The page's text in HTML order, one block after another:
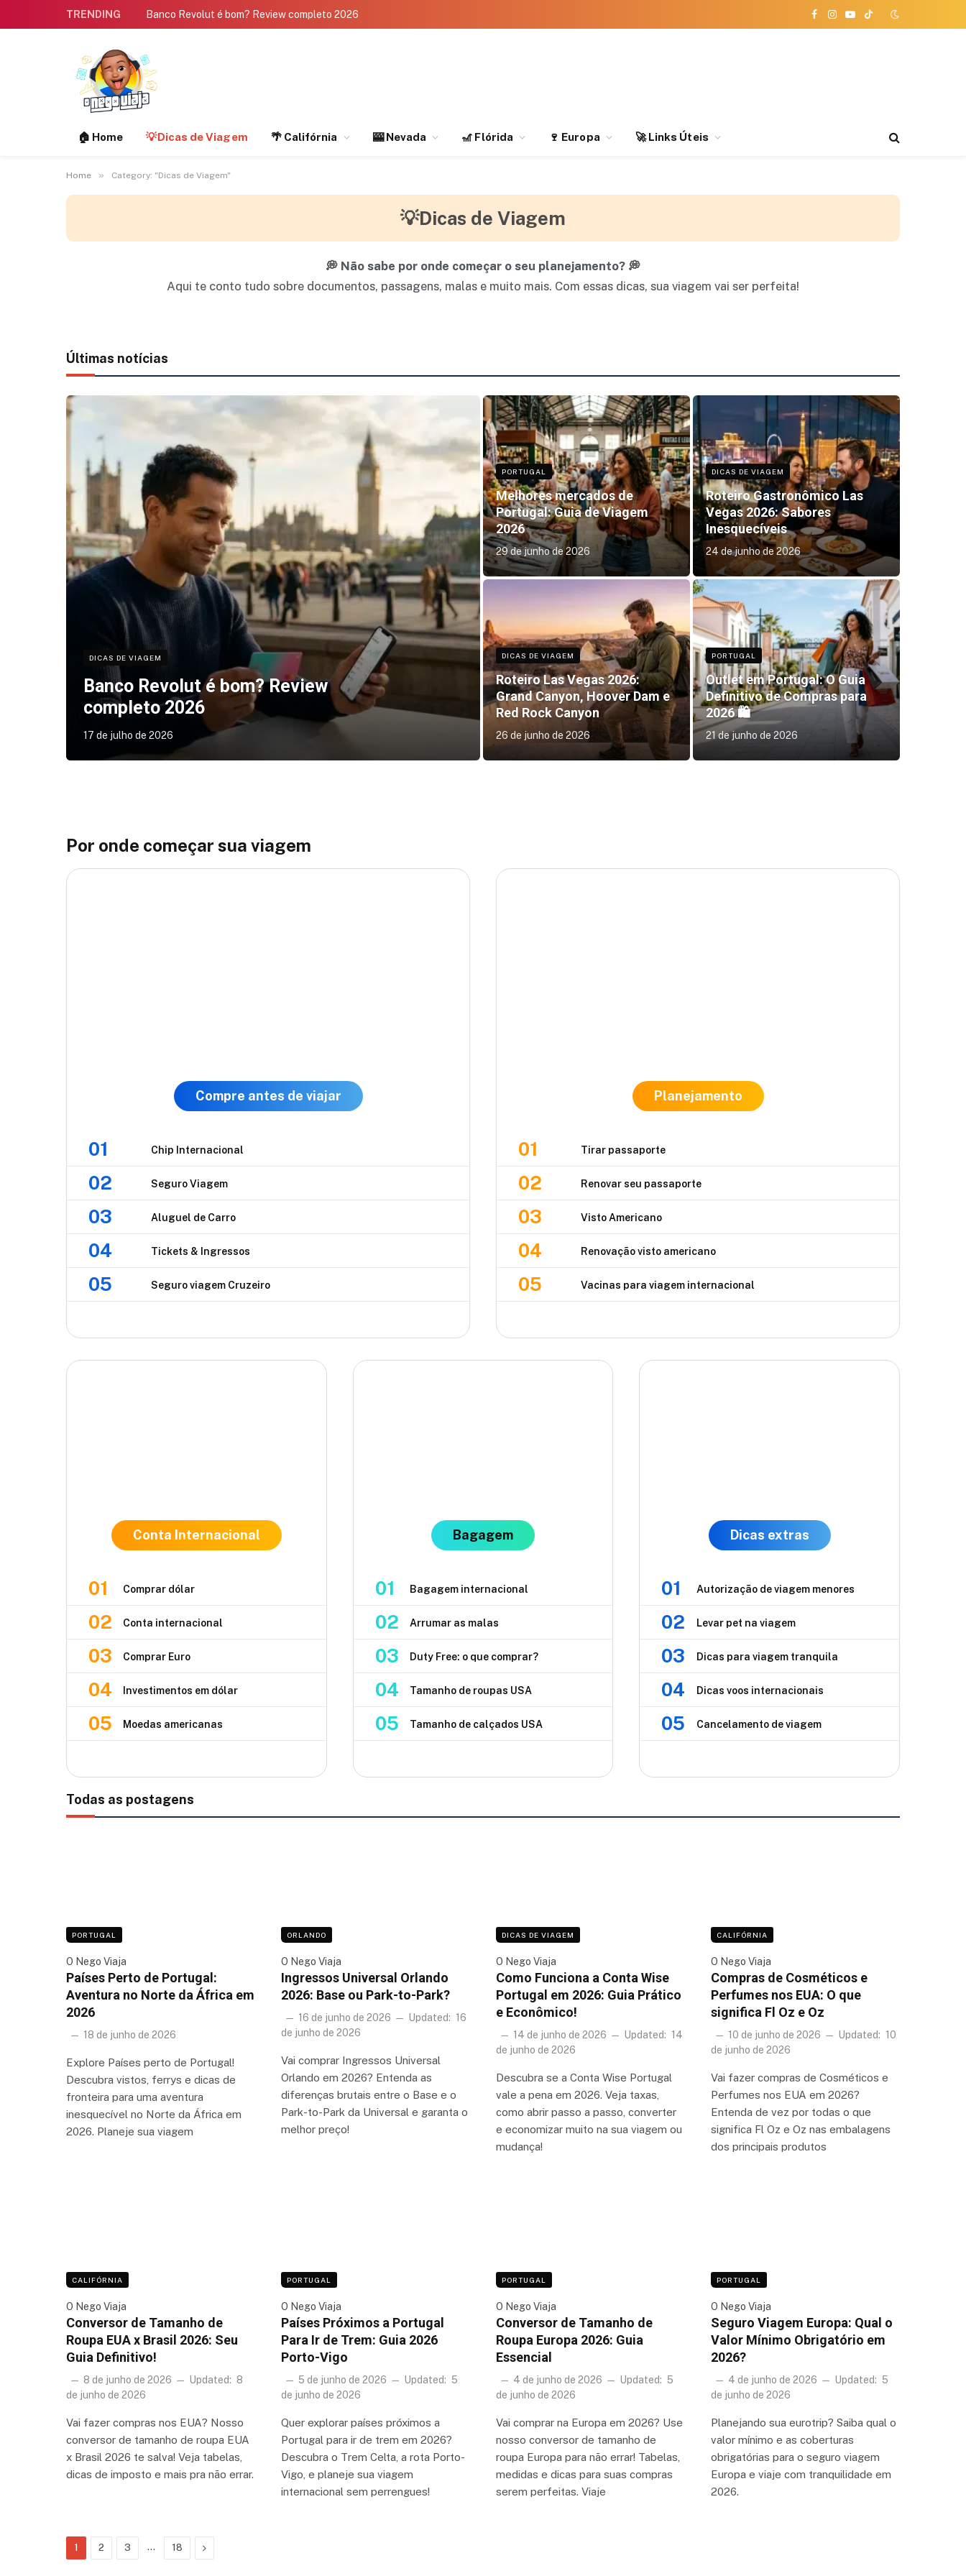
TRENDING Banco Revolut é bom? Review completo 2026
Facebook
Instagram
YouTubeTikTok
🏠 Home 💡Dicas de Viagem 🌴 Califórnia 🎰 Nevada 🎢 Flórida 🍷 Europa 🚀 Links Úteis
Home » Category: "Dicas de Viagem"
💡Dicas de Viagem
💭 Não sabe por onde começar o seu planejamento? 💭
Aqui te conto tudo sobre documentos, passagens, malas e muito mais. Com essas dicas, sua viagem vai ser perfeita!
Últimas notícias
DICAS DE VIAGEM
Banco Revolut é bom? Review
completo 2026
17 de julho de 2026
PORTUGAL
Melhores mercados de
Portugal: Guia de Viagem
2026
29 de junho de 2026
DICAS DE VIAGEM
Roteiro Las Vegas 2026:
Grand Canyon, Hoover Dam e
Red Rock Canyon
26 de junho de 2026
DICAS DE VIAGEM
Roteiro Gastronômico Las
Vegas 2026: Sabores
Inesquecíveis
24 de junho de 2026
PORTUGAL
Outlet em Portugal: O Guia
Definitivo de Compras para
2026 🛍️
21 de junho de 2026
Por onde começar sua viagem
Compre antes de viajar
01 Chip Internacional
02 Seguro Viagem
03 Aluguel de Carro
04 Tickets & Ingressos
05 Seguro viagem Cruzeiro
Planejamento
01 Tirar passaporte
02 Renovar seu passaporte
03 Visto Americano
04 Renovação visto americano
05 Vacinas para viagem internacional
Conta Internacional
01 Comprar dólar
02 Conta internacional
03 Comprar Euro
04 Investimentos em dólar
05 Moedas americanas
Bagagem
01 Bagagem internacional
02 Arrumar as malas
03 Duty Free: o que comprar?
04 Tamanho de roupas USA
05 Tamanho de calçados USA
Dicas extras
01 Autorização de viagem menores
02 Levar pet na viagem
03 Dicas para viagem tranquila
04 Dicas voos internacionais
05 Cancelamento de viagem
Todas as postagens
PORTUGAL
O Nego Viaja
Países Perto de Portugal:
Aventura no Norte da África em
2026
18 de junho de 2026
Explore Países perto de Portugal!
Descubra vistos, ferrys e dicas de
fronteira para uma aventura
inesquecível no Norte da África em
2026. Planeje sua viagem
ORLANDO
O Nego Viaja
Ingressos Universal Orlando
2026: Base ou Park-to-Park?
16 de junho de 2026 Updated: 16
de junho de 2026
Vai comprar Ingressos Universal
Orlando em 2026? Entenda as
diferenças brutais entre o Base e o
Park-to-Park da Universal e garanta o
melhor preço!
DICAS DE VIAGEM
O Nego Viaja
Como Funciona a Conta Wise
Portugal em 2026: Guia Prático
e Econômico!
14 de junho de 2026 Updated: 14
de junho de 2026
Descubra se a Conta Wise Portugal
vale a pena em 2026. Veja taxas,
como abrir passo a passo, converter
e economizar muito na sua viagem ou
mudança!
CALIFÓRNIA
O Nego Viaja
Compras de Cosméticos e
Perfumes nos EUA: O que
significa Fl Oz e Oz
10 de junho de 2026 Updated: 10
de junho de 2026
Vai fazer compras de Cosméticos e
Perfumes nos EUA em 2026?
Entenda de vez por todas o que
significa Fl Oz e Oz nas embalagens
dos principais produtos
CALIFÓRNIA
O Nego Viaja
Conversor de Tamanho de
Roupa EUA x Brasil 2026: Seu
Guia Definitivo!
8 de junho de 2026 Updated: 8
de junho de 2026
Vai fazer compras nos EUA? Nosso
conversor de tamanho de roupa EUA
x Brasil 2026 te salva! Veja tabelas,
dicas de imposto e mais pra não errar.
PORTUGAL
O Nego Viaja
Países Próximos a Portugal
Para Ir de Trem: Guia 2026
Porto-Vigo
5 de junho de 2026 Updated: 5
de junho de 2026
Quer explorar países próximos a
Portugal para ir de trem em 2026?
Descubra o Trem Celta, a rota Porto-
Vigo, e planeje sua viagem
internacional sem perrengues!
PORTUGAL
O Nego Viaja
Conversor de Tamanho de
Roupa Europa 2026: Guia
Essencial
4 de junho de 2026 Updated: 5
de junho de 2026
Vai comprar na Europa em 2026? Use
nosso conversor de tamanho de
roupa Europa para não errar! Tabelas,
medidas e dicas para suas compras
serem perfeitas. Viaje
PORTUGAL
O Nego Viaja
Seguro Viagem Europa: Qual o
Valor Mínimo Obrigatório em
2026?
4 de junho de 2026 Updated: 5
de junho de 2026
Planejando sua eurotrip? Saiba qual o
valor mínimo e as coberturas
obrigatórias para o seguro viagem
Europa e viaje com tranquilidade em
2026.
1 2 3 … 18 Next